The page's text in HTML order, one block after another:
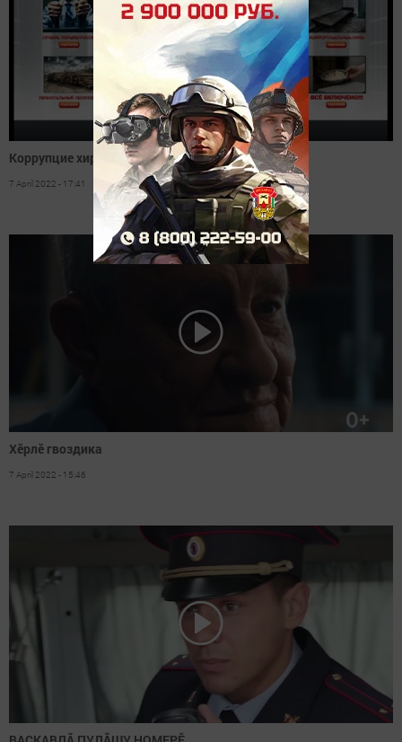
Коррупцие хирӗç пул
7 April 2022 - 17:41
Хӗрлӗ гвоздика
7 April 2022 - 15:46